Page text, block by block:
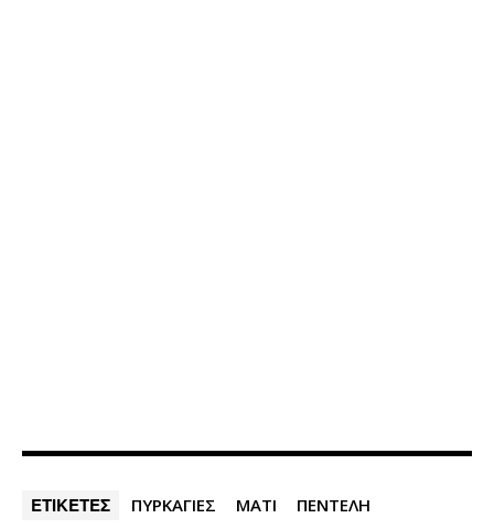
ΕΤΙΚΕΤΕΣ ΠΥΡΚΑΓΙΕΣ ΜΑΤΙ ΠΕΝΤΕΛΗ